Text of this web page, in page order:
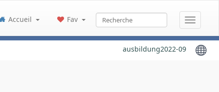
Accueil Fav
ausbildung2022-09